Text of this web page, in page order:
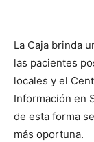
La Caja brinda
las pacientes
locales y el
Información en
de esta forma
más oportuna.